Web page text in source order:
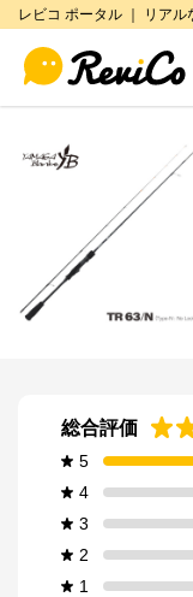
レビコ ポータル ｜ リア
総合評価
5
4
3
2
1